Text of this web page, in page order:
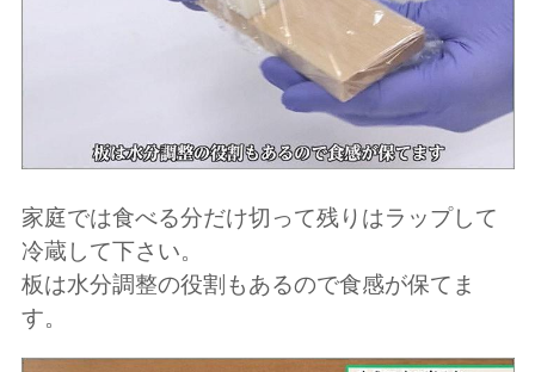
家庭では食べる分だけ切って残りはラップして
冷蔵して下さい。
板は水分調整の役割もあるので食感が保てま
す。